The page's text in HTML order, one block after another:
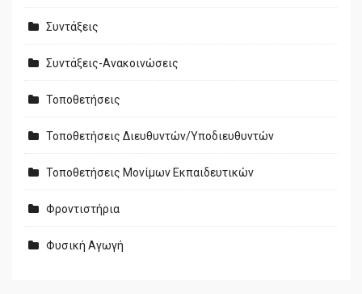
Συντάξεις
Συντάξεις-Ανακοινώσεις
Τοποθετήσεις
Τοποθετήσεις Διευθυντών/Υποδιευθυντών
Τοποθετήσεις Μονίμων Εκπαιδευτικών
Φροντιστήρια
Φυσική Αγωγή